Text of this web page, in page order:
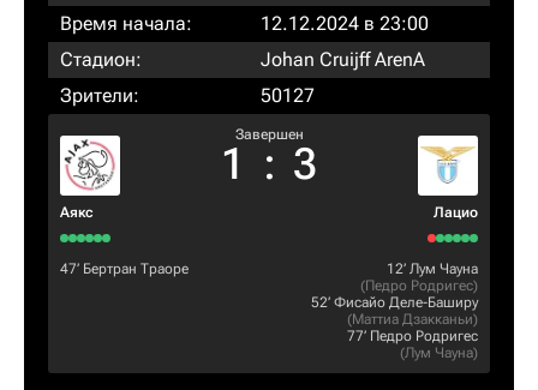
Время начала:
12.12.2024 в 23:00
Стадион:
Johan Cruijff ArenA
Зрители:
50127
Аякс
Завершен
1 : 3
Лацио
47‎’‎ Бертран Траоре 12‎’‎ Лум Чауна
(Педро Родригес)
52‎’‎ Фисайо Деле-Баширу
(Маттиа Дзакканьи)
77‎’‎ Педро Родригес
(Лум Чауна)